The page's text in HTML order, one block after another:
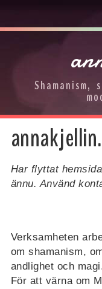
OM OSS
KONTAKTA
Har flyttat
ännu. Använd
Verksamheten
om shamanism,
andlighet och
För att värna om